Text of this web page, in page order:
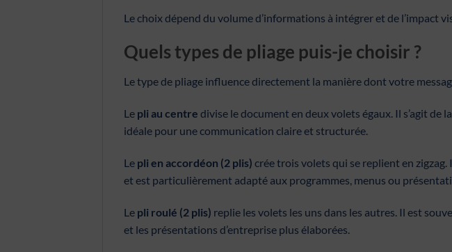
Le choix dépend du volume d’informations à intégrer et de l’impact
Quels types de pliage puis-je choisir ?
Le type de pliage influence directement la manière dont votre
Le pli au centre divise le document en deux volets égaux. Il s’agit de
idéale pour une communication claire et structurée.
Le pli en accordéon (2 plis) crée trois volets qui se replient en
et est particulièrement adapté aux programmes, menus ou
Le pli roulé (2 plis) replie les volets les uns dans les autres. Il est
et les présentations d’entreprise plus élaborées.